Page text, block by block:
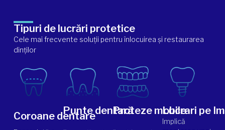
Tipuri de lucrări protetice
Cele mai frecvente soluții pentru înlocuirea și restaurarea
dinților
Coroane dentarePunte dentarăProteze mobileLucrari pe
Implică